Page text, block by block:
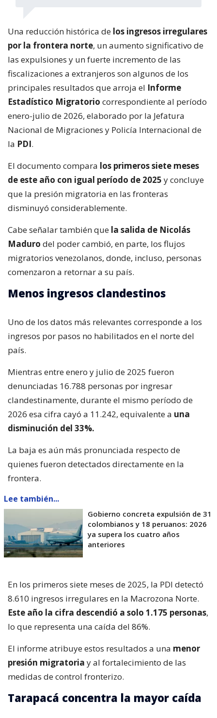
Una reducción histórica de los ingresos irregulares
por la frontera norte, un aumento significativo de
las expulsiones y un fuerte incremento de las
fiscalizaciones a extranjeros son algunos de los
principales resultados que arroja el Informe
Estadístico Migratorio correspondiente al período
enero-julio de 2026, elaborado por la Jefatura
Nacional de Migraciones y Policía Internacional de
la PDI.
El documento compara los primeros siete meses
de este año con igual período de 2025 y concluye
que la presión migratoria en las fronteras
disminuyó considerablemente.
Cabe señalar también que la salida de Nicolás
Maduro del poder cambió, en parte, los flujos
migratorios venezolanos, donde, incluso, personas
comenzaron a retornar a su país.
Menos ingresos clandestinos
Uno de los datos más relevantes corresponde a los
ingresos por pasos no habilitados en el norte del
país.
Mientras entre enero y julio de 2025 fueron
denunciadas 16.788 personas por ingresar
clandestinamente, durante el mismo período de
2026 esa cifra cayó a 11.242, equivalente a una
disminución del 33%.
La baja es aún más pronunciada respecto de
quienes fueron detectados directamente en la
frontera.
Lee también...
Gobierno concreta expulsión de 31
colombianos y 18 peruanos: 2026
ya supera los cuatro años
anteriores
En los primeros siete meses de 2025, la PDI detectó
8.610 ingresos irregulares en la Macrozona Norte.
Este año la cifra descendió a solo 1.175 personas,
lo que representa una caída del 86%.
El informe atribuye estos resultados a una menor
presión migratoria y al fortalecimiento de las
medidas de control fronterizo.
Tarapacá concentra la mayor caída